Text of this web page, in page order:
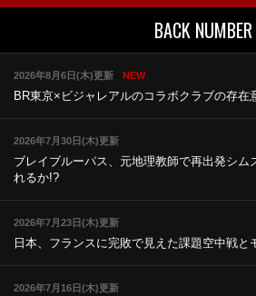
BACK NUMBER
2026年8月6日(木)更新 NEW
BR東京×ビジャレアルのコラボクラブの存在
2026年7月30日(木)更新
ブレイブルーパス、元地理教師で再出発シム
れるか!?
2026年7月23日(木)更新
日本、フランスに完敗で見えた課題空中戦と
2026年7月16日(木)更新